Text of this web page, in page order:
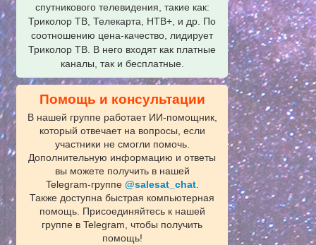
спутникового телевидения, такие как:
Триколор ТВ, Телекарта, НТВ+, и др. По
соотношению цена-качество, лидирует
Триколор ТВ. В него входят как платные
каналы, так и бесплатные.
Помощь и консультации
В нашей группе работает ИИ‑помощник,
который отвечает на вопросы, если
участники не смогли помочь.
Дополнительную информацию и ответы
вы можете получить в нашей
Telegram‑группе @salesat_chat.
Также доступна быстрая компьютерная
помощь. Присоединяйтесь к нашей
группе в Telegram, чтобы получить
помощь!